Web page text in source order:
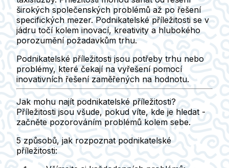
širokých společenských problémů až po řešení
specifických mezer. Podnikatelské příležitosti se v
jádru točí kolem inovací, kreativity a hlubokého
porozumění požadavkům trhu.
Podnikatelské příležitosti jsou potřeby trhu nebo
problémy, které čekají na vyřešení pomocí
inovativních řešení zaměřených na hodnotu.
Jak mohu najít podnikatelské příležitosti?
Příležitosti jsou všude, pokud víte, kde je hledat -
začněte pozorováním problémů kolem sebe.
5 způsobů, jak rozpoznat podnikatelské
příležitosti: